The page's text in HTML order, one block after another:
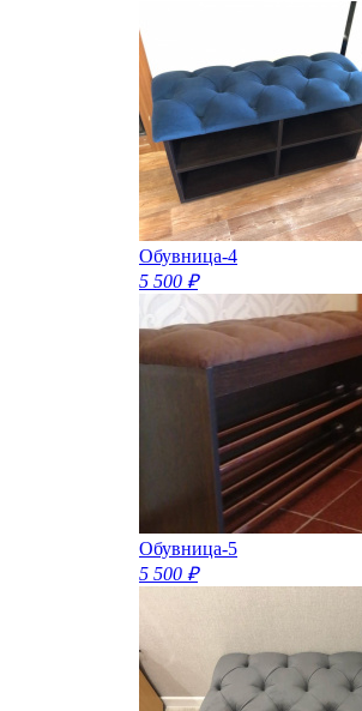
Обувница-4
5 500 ₽
Обувница-5
5 500 ₽